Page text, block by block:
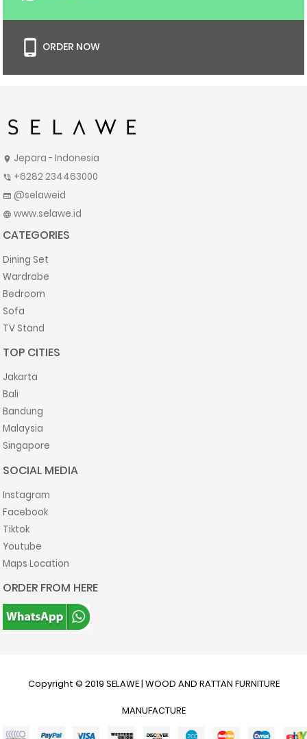
ORDER NOW
location_on Jepara - Indonesia
phone_in_talk +6282 234463000
web @selaweid
language www.selawe.id
CATEGORIES
Dining Set
Wardrobe
Bedroom
Sofa
TV Stand
TOP CITIES
Jakarta
Bali
Bandung
Malaysia
Singapore
SOCIAL MEDIA
Instagram
Facebook
Tiktok
Youtube
Maps Location
ORDER FROM HERE
Copyright © 2019 SELAWE | WOOD AND RATTAN FURNITURE
MANUFACTURE